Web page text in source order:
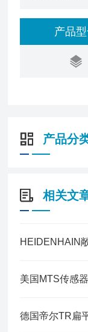
产品
产品分
相关文
HEIDENHAIN
美国MTS传感
德国帝尔TR扁